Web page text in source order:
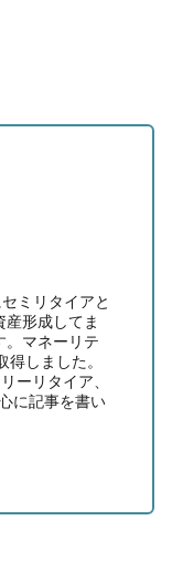
ミリタイアと
形成してま
。マネーリテ
しました。
ーリタイア、
に記事を書い